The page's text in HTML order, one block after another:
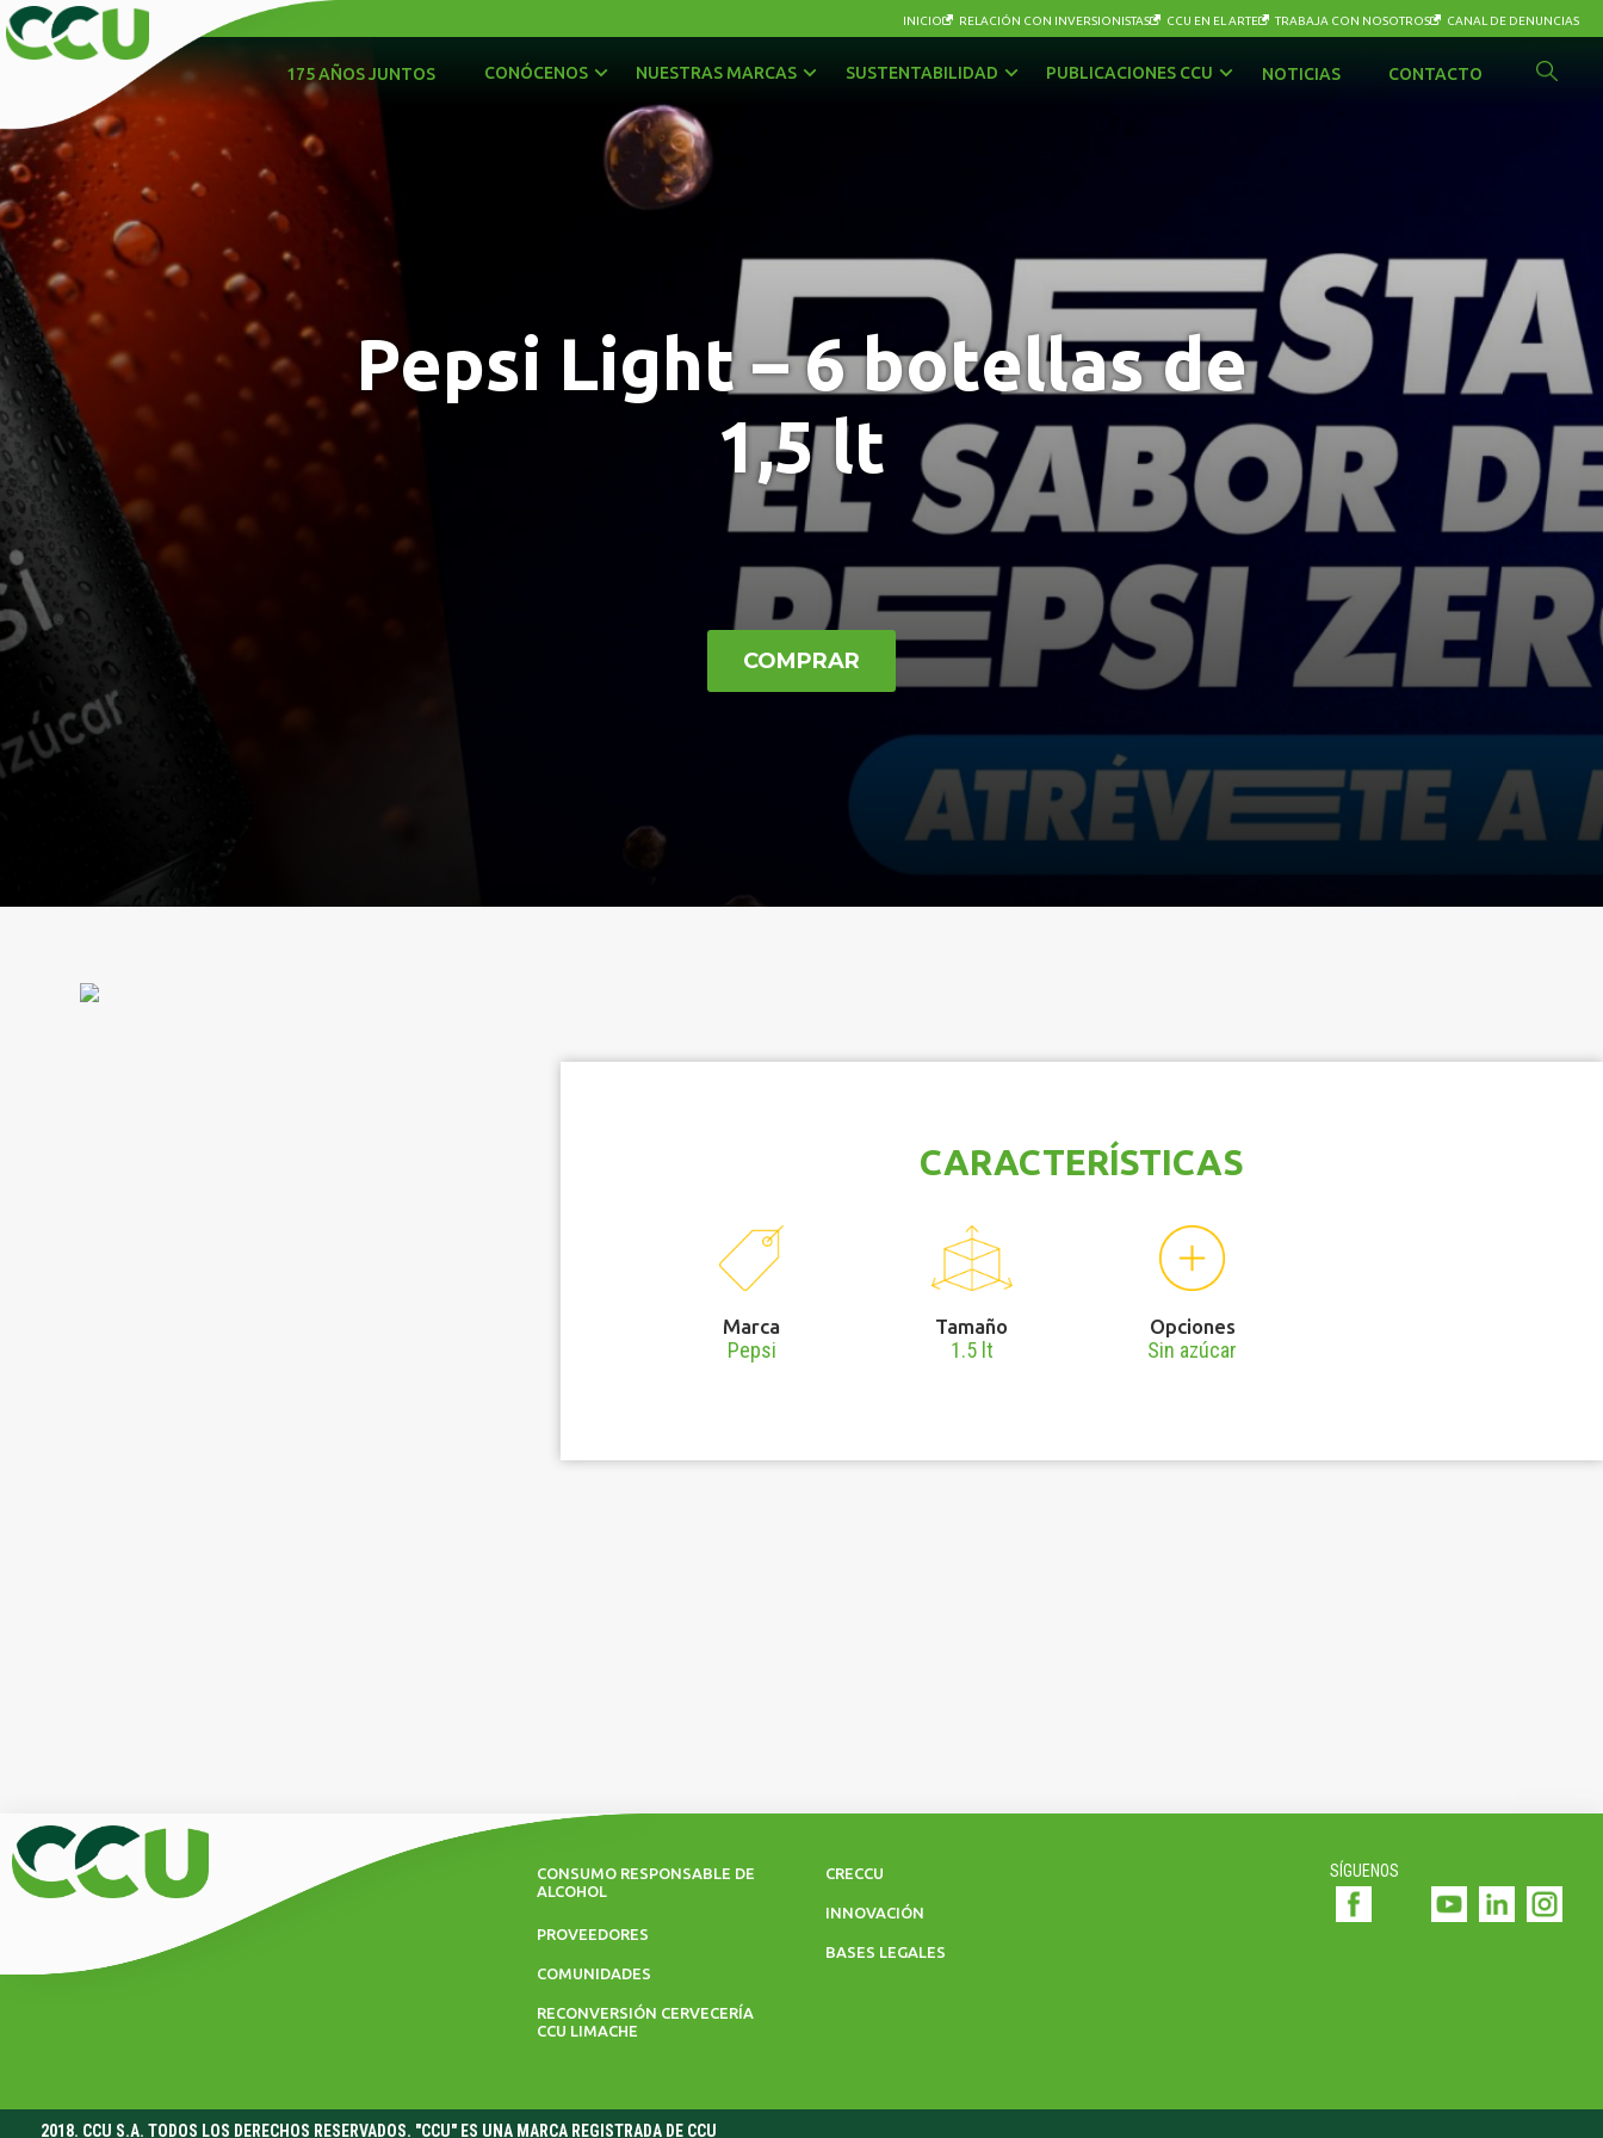
INICIO RELACIÓN CON INVERSIONISTAS CCU EN EL ARTE TRABAJA CON NOSOTROS CANAL DE DENUNCIAS
175 AÑOS JUNTOS CONÓCENOS NUESTRAS MARCAS
AGUAS
BEBIDAS CON GAS
ENERGÉTICAS Y DEPORTIVAS
JUGOS, NÉCTARES Y BEBIDAS EN POLVO
VINOS Y ESPUMANTES
SUSTENTABILIDAD PUBLICACIONES CCU NOTICIAS CONTACTO
Pepsi Light – 6 botellas de
1,5 lt
COMPRAR
CARACTERÍSTICAS
Marca
Pepsi
Tamaño
1.5 lt
Opciones
Sin azúcar
CONSUMO RESPONSABLE DE
ALCOHOL
PROVEEDORES
COMUNIDADES
RECONVERSIÓN CERVECERÍA
CCU LIMACHE
CRECCU
INNOVACIÓN
BASES LEGALES
SÍGUENOS
2018. CCU S.A. TODOS LOS DERECHOS RESERVADOS. "CCU" ES UNA MARCA REGISTRADA DE CCU